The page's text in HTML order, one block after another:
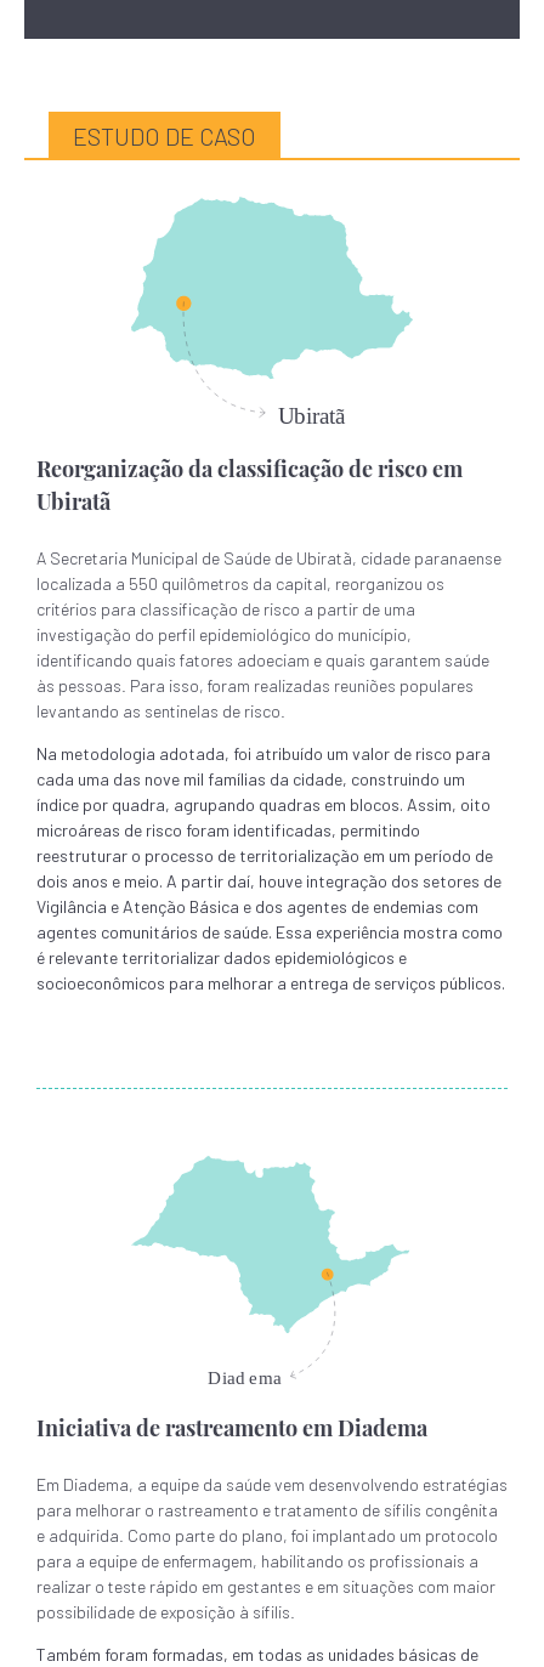
ESTUDO DE CASO
Reorganização da classificação de risco em
Ubiratã
A Secretaria Municipal de Saúde de Ubiratã, cidade paranaense
localizada a 550 quilômetros da capital, reorganizou os
critérios para classificação de risco a partir de uma
investigação do perfil epidemiológico do município,
identificando quais fatores adoeciam e quais garantem saúde
às pessoas. Para isso, foram realizadas reuniões populares
levantando as sentinelas de risco.
Na metodologia adotada, foi atribuído um valor de risco para
cada uma das nove mil famílias da cidade, construindo um
índice por quadra, agrupando quadras em blocos. Assim, oito
microáreas de risco foram identificadas, permitindo
reestruturar o processo de territorialização em um período de
dois anos e meio. A partir daí, houve integração dos setores de
Vigilância e Atenção Básica e dos agentes de endemias com
agentes comunitários de saúde. Essa experiência mostra como
é relevante territorializar dados epidemiológicos e
socioeconômicos para melhorar a entrega de serviços públicos.
Iniciativa de rastreamento em Diadema
Em Diadema, a equipe da saúde vem desenvolvendo estratégias
para melhorar o rastreamento e tratamento de sífilis congênita
e adquirida. Como parte do plano, foi implantado um protocolo
para a equipe de enfermagem, habilitando os profissionais a
realizar o teste rápido em gestantes e em situações com maior
possibilidade de exposição à sífilis.
Também foram formadas, em todas as unidades básicas de